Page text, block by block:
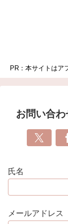
PR：本サイトはア
お問い合わ
氏名
メールアドレス